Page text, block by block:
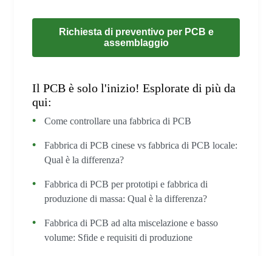
Richiesta di preventivo per PCB e
assemblaggio
Il PCB è solo l'inizio! Esplorate di più da
qui:
Come controllare una fabbrica di PCB
Fabbrica di PCB cinese vs fabbrica di PCB locale:
Qual è la differenza?
Fabbrica di PCB per prototipi e fabbrica di
produzione di massa: Qual è la differenza?
Fabbrica di PCB ad alta miscelazione e basso
volume: Sfide e requisiti di produzione